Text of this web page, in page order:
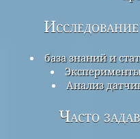
база знаний и
Анализ
Часто